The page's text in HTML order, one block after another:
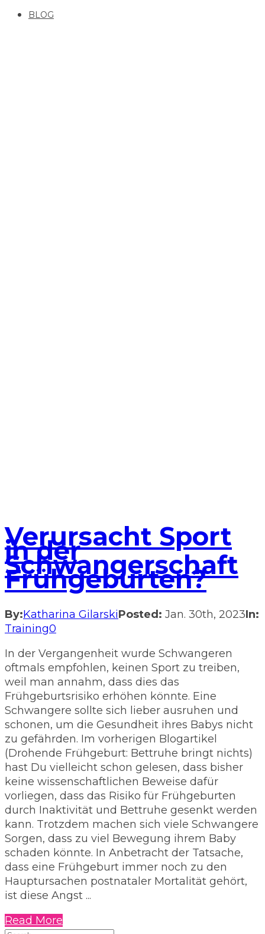
BLOG
Verursacht Sport
in der
Schwangerschaft
Frühgeburten?
By:Katharina GilarskiPosted: Jan. 30th, 2023In:
Training0
In der Vergangenheit wurde Schwangeren
oftmals empfohlen, keinen Sport zu treiben,
weil man annahm, dass dies das
Frühgeburtsrisiko erhöhen könnte. Eine
Schwangere sollte sich lieber ausruhen und
schonen, um die Gesundheit ihres Babys nicht
zu gefährden. Im vorherigen Blogartikel
(Drohende Frühgeburt: Bettruhe bringt nichts)
hast Du vielleicht schon gelesen, dass bisher
keine wissenschaftlichen Beweise dafür
vorliegen, dass das Risiko für Frühgeburten
durch Inaktivität und Bettruhe gesenkt werden
kann. Trotzdem machen sich viele Schwangere
Sorgen, dass zu viel Bewegung ihrem Baby
schaden könnte. In Anbetracht der Tatsache,
dass eine Frühgeburt immer noch zu den
Hauptursachen postnataler Mortalität gehört,
ist diese Angst ...
Read More